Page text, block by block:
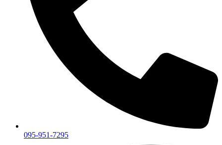
095-951-7295